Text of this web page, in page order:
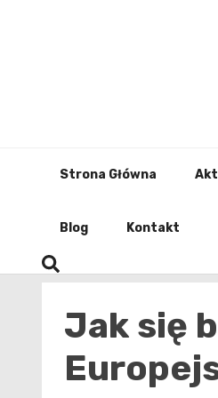
Strona Główna
Blog Kontakt
Jak się